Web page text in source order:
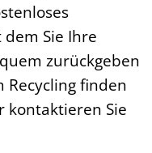
Sie Ihre
zurückgeben
finden
kontaktieren Sie